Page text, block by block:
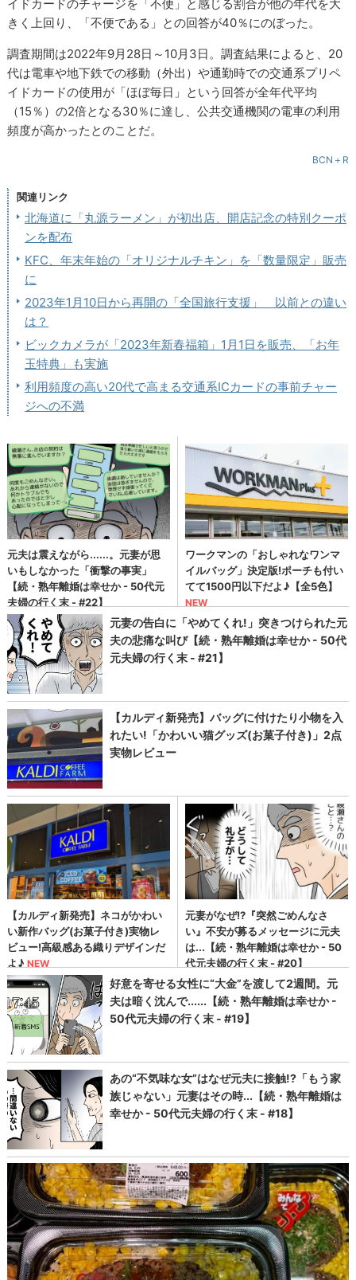
イドカードのチャージを「不便」と感じる割合が他の年代を大
きく上回り、「不便である」との回答が40％にのぼった。
調査期間は2022年9月28日～10月3日。調査結果によると、20
代は電車や地下鉄での移動（外出）や通勤時での交通系プリペ
イドカードの使用が「ほぼ毎日」という回答が全年代平均
（15％）の2倍となる30％に達し、公共交通機関の電車の利用
頻度が高かったとのことだ。
BCN＋R
関連リンク
北海道に「丸源ラーメン」が初出店、開店記念の特別クーポ
ンを配布
KFC、年末年始の「オリジナルチキン」を「数量限定」販売
に
2023年1月10日から再開の「全国旅行支援」 以前との違い
は？
ビックカメラが「2023年新春福箱」1月1日を販売、「お年
玉特典」も実施
利用頻度の高い20代で高まる交通系ICカードの事前チャー
ジへの不満